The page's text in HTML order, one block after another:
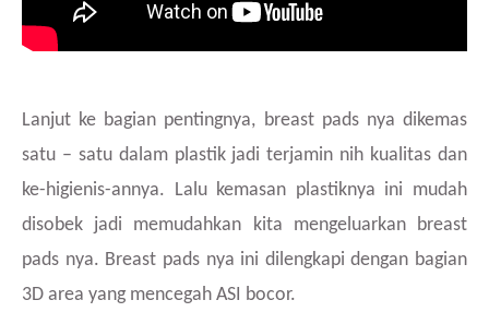
Lanjut ke bagian pentingnya, breast pads nya dikemas
satu – satu dalam plastik jadi terjamin nih kualitas dan
ke-higienis-annya. Lalu kemasan plastiknya ini mudah
disobek jadi memudahkan kita mengeluarkan breast
pads nya. Breast pads nya ini dilengkapi dengan bagian
3D area yang mencegah ASI bocor.